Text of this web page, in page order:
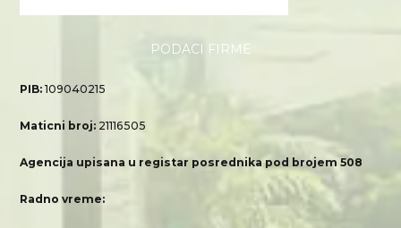
PODACI FIRME
PIB:109040215
Maticni broj: 21116505
Agencija upisana u registar posrednika pod brojem 508
Radno vreme: